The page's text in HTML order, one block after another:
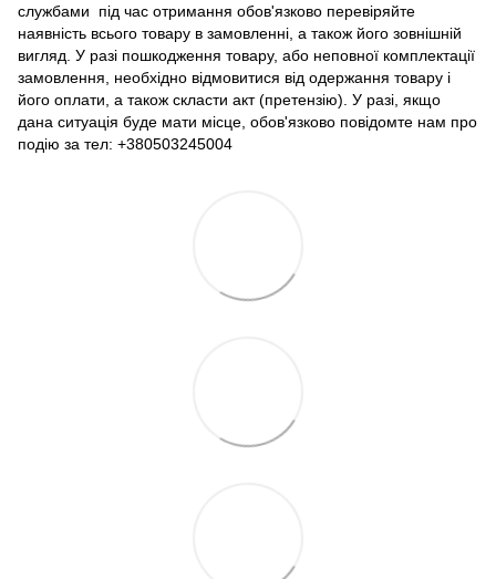
службами під час отримання обов'язково перевіряйте
наявність всього товару в замовленні, а також його зовнішній
вигляд. У разі пошкодження товару, або неповної комплектації
замовлення, необхідно відмовитися від одержання товару і
його оплати, а також скласти акт (претензію). У разі, якщо
дана ситуація буде мати місце, обов'язково повідомте нам про
подію за тел: +380503245004